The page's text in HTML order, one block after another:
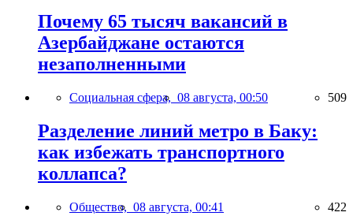
Почему 65 тысяч вакансий в
Азербайджане остаются
незаполненными
Социальная сфера, 08 августа, 00:50 509
Разделение линий метро в Баку:
как избежать транспортного
коллапса?
Общество, 08 августа, 00:41 422